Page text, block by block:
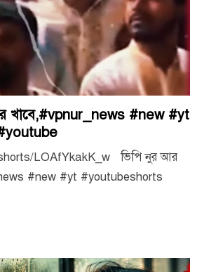
খাবে,#vpnur_news #new #yt
LOAfYkakK_w ভিপি নুর আর
#new #yt #youtubeshorts